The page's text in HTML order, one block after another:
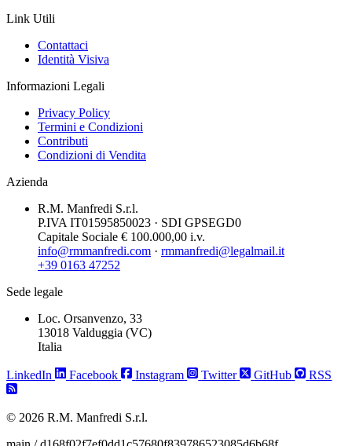
Link Utili
Contattaci
Identità Visiva
Informazioni Legali
Privacy Policy
Termini e Condizioni
Contributi
Condizioni di Vendita
Azienda
R.M. Manfredi S.r.l.
P.IVA IT01595850023 · SDI GPSEGD0
Capitale Sociale € 100.000,00 i.v.
info@rmmanfredi.com · rmmanfredi@legalmail.it
+39 0163 47252
Sede legale
Loc. Orsanvenzo, 33
13018 Valduggia (VC)
Italia
LinkedIn Facebook Instagram Twitter GitHub RSS
© 2026 R.M. Manfredi S.r.l.